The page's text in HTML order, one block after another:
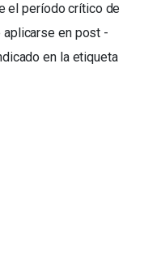
el período crítico de
en post -
en la etiqueta